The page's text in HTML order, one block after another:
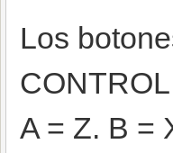
Los
A = Z. B =